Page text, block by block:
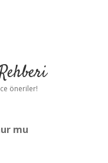
öneriler!
mu